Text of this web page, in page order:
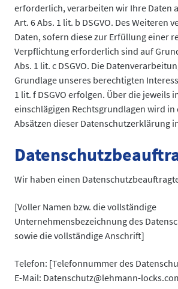
erforderlich, verarbeiten wir Ihre Daten
Art. 6 Abs. 1 lit. b DSGVO. Des Weiteren
Daten, sofern diese zur Erfüllung einer
Verpflichtung erforderlich sind auf
Abs. 1 lit. c DSGVO. Die
Grundlage unseres berechtigten
1 lit. f DSGVO erfolgen. Über die jeweils
einschlägigen Rechtsgrundlagen wird
Absätzen dieser Datenschutzerklärung
Wir haben einen
[Voller Namen bzw. die vollständige
Unternehmensbezeichnung des
sowie die vollständige Anschrift]
Telefon: [Telefonnummer des
E-Mail: Datenschutz@lehmann-